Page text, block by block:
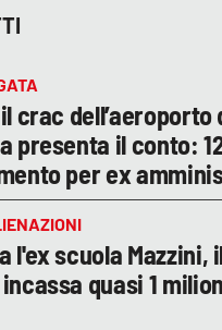
crac dell’aeroporto
presenta il conto:
per ex
l'ex scuola Mazzini,
quasi 1